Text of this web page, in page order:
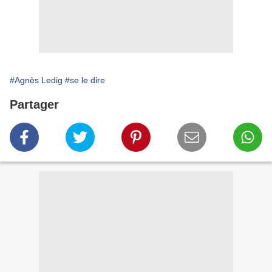
#Agnès Ledig #se le dire
Partager